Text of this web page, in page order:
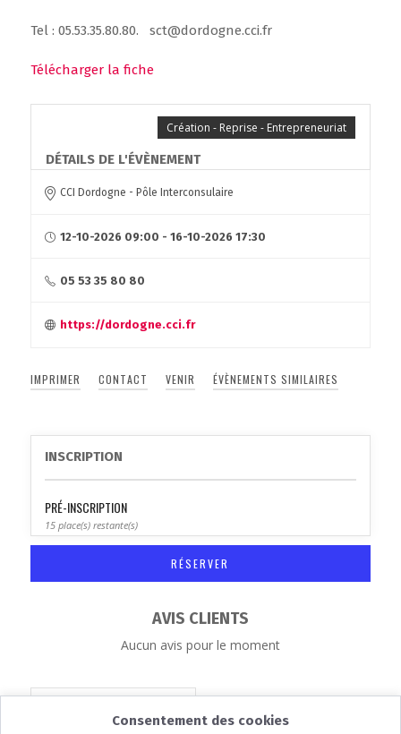
Tel : 05.53.35.80.80. sct@dordogne.cci.fr
Télécharger la fiche
Création - Reprise - Entrepreneuriat
DÉTAILS DE L'ÉVÈNEMENT
CCI Dordogne - Pôle Interconsulaire
12-10-2026 09:00 - 16-10-2026 17:30
05 53 35 80 80
https://dordogne.cci.fr
IMPRIMER CONTACT VENIR ÉVÈNEMENTS SIMILAIRES
INSCRIPTION
PRÉ-INSCRIPTION
15 place(s) restante(s)
RÉSERVER
AVIS CLIENTS
Aucun avis pour le moment
Consentement des cookies